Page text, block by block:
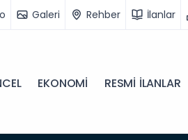
Galeri Rehber İlanlar
EKONOMİ RESMİ İLANLAR